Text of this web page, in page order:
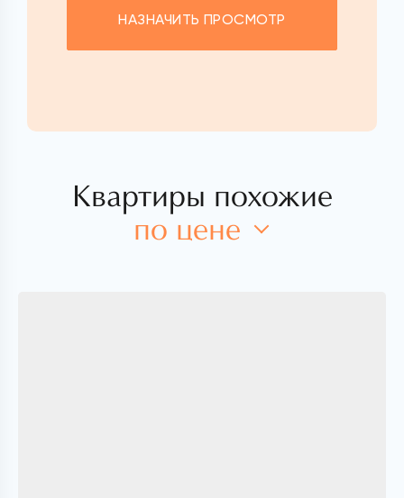
НАЗНАЧИТЬ ПРОСМОТР
Квартиры похожие
по цене